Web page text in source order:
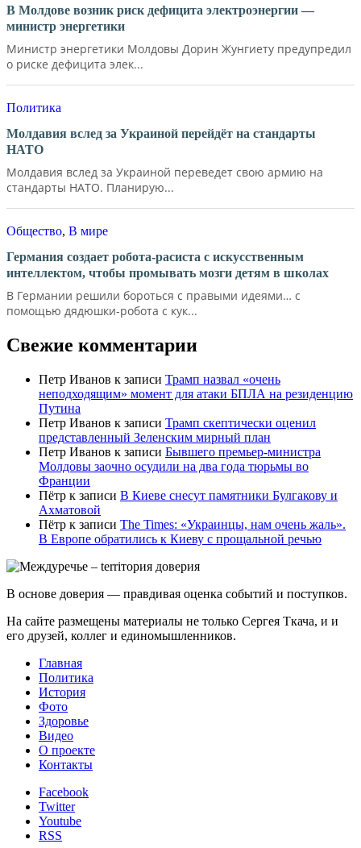
В Молдове возник риск дефицита электроэнергии —
министр энергетики
Министр энергетики Молдовы Дорин Жунгиету предупредил
о риске дефицита элек...
Политика
Молдавия вслед за Украиной перейдёт на стандарты
НАТО
Молдавия вслед за Украиной переведет свою армию на
стандарты НАТО. Планирую...
Общество, В мире
Германия создает робота-расиста с искусственным
интеллектом, чтобы промывать мозги детям в школах
В Германии решили бороться с правыми идеями… с
помощью дядюшки-робота с кук...
Свежие комментарии
Петр Иванов к записи Трамп назвал «очень
неподходящим» момент для атаки БПЛА на резиденцию
Путина
Петр Иванов к записи Трамп скептически оценил
представленный Зеленским мирный план
Петр Иванов к записи Бывшего премьер-министра
Молдовы заочно осудили на два года тюрьмы во
Франции
Пётр к записи В Киеве снесут памятники Булгакову и
Ахматовой
Пётр к записи Тhe Times: «Украинцы, нам очень жаль».
В Европе обратились к Киеву с прощальной речью
В основе доверия — правдивая оценка событий и поступков.
На сайте размещены материалы не только Сергея Ткача, и и
его друзей, коллег и единомышленников.
Главная
Политика
История
Фото
Здоровье
Видео
О проекте
Контакты
Facebook
Twitter
Youtube
RSS